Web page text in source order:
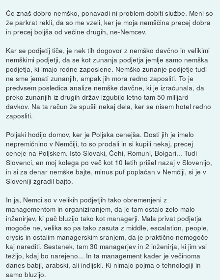
Če znaš dobro nemško, ponavadi ni problem dobiti službe. Meni so
že parkrat rekli, da so me vzeli, ker je moja nemščina precej dobra
in precej boljša od večine drugih, ne-Nemcev.
Kar se podjetij tiče, je nek tih dogovor z nemško davčno in velikimi
nemškimi podjetji, da se kot zunanja podjetja jemlje samo nemška
podjetja, ki imajo redne zaposlene. Nemško zunanje podjetje tudi
ne sme jemati zunanjih, ampak jih mora redno zaposliti. To je
predvsem posledica analize nemške davčne, ki je izračunala, da
preko zunanjih iz drugih držav izgubijo letno tam 50 milijard
davkov. Na ta račun že spušil nekaj dela, ker se nisem hotel redno
zaposliti.
Poljaki hodijo domov, ker je Poljska cenejša. Dosti jih je imelo
nepremičnino v Nemčiji, to so prodali in si kupili nekaj, precej
ceneje na Poljskem. Isto Slovaki, Čehi, Romuni, Bolgari... Tudi
Slovenci, en moj kolega po več kot 10 letih prišel nazaj v Slovenijo,
in si za denar nemške bajte, minus puf poplačan v Nemčiji, si je v
Sloveniji zgradil bajto.
In ja, Nemci so v velikih podjetjih tako obremenjeni z
managementom in organiziranjem, da je tam ostalo zelo malo
inženirjev, ki pač bluzijo tako kot managerji. Mala privat podjetja
mogoče ne, velika so pa tako zasuta z middle, escalation, people,
crysis in ostalim managerskim sranjem, da je praktično nemogoče
kaj narediti. Sestanek, tam 30 managerjev in 2 inženirja, ki jim vsi
težijo, kdaj bo narejeno... In ta management kader je večinoma
danes babji, arabski, ali indijski. Ki nimajo pojma o tehnologiji in
samo bluzijo.